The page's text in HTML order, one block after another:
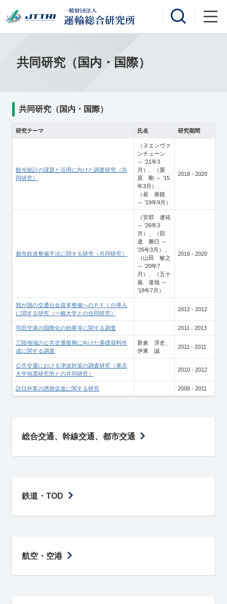
共同研究（国内・国際）
共同研究（国内・国際）
研究テーマ 氏名 研究期間
観光統計の課題と活用に向けた調査研究（共
同研究）
（ヌエンヴァ
ンチューン
～ ’21年3
月）、（栗
原 剛 ～ ’15
年3月）、
（崔 善鏡
～ ’19年9月）
2018 - 2020
都市鉄道整備手法に関する研究（共同研究）
（安部 遼祐
～ '26年3
月）、（田
邉 勝巳 ～
'26年3月）、
（山田 敏之
～ ’20年7
月）、（五十
嵐 達哉 ～
’18年7月）
2016 - 2020
我が国の交通社会資本整備へのＰＦＩの導入
に関する研究（一橋大学との合同研究）
2012 - 2012
羽田空港の国際化の効果等に関する調査 2011 - 2013
三陸地域の公共交通復興に向けた基礎資料作
成に関する調査
新倉 淳史、
伊東 誠
2011 - 2011
公共交通における津波対策の調査研究（東京
大学地震研究所との共同研究）
2010 - 2012
訪日外客の誘致促進に関する研究 2008 - 2011
総合交通、幹線交通、都市交通
鉄道・TOD
航空・空港